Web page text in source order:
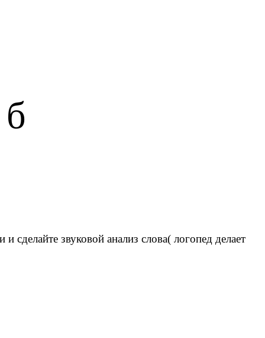
звуковой анализ слова( логопед делает